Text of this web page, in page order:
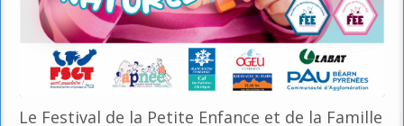
Le Festival de la Petite Enfance et de la Famille